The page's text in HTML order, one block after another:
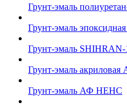
Грунт-эмаль
Грунт-эмаль
Грунт-эмаль SHIHRAN-
Грунт-эмаль
Грунт-эмаль АФ НЕНС